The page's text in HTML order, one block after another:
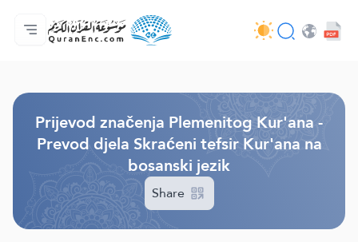
Početna stranica
Sadržaj prijevodā
Audio
Usluge programera - API
O projektu
Kontaktiraj nas
Jezik
Prijevod značenja Plemenitog Kur'ana -
Prevod djela Skraćeni tefsir Kur'ana na
bosanski jezik
Share